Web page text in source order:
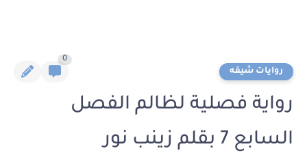
روايات شيقه
0
رواية فصلية لظالم الفصل
السابع 7 بقلم زينب نور